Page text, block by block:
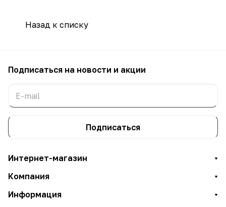
Назад к списку
Подписаться на новости и акции
Подписаться
Интернет-магазин
Компания
Информация